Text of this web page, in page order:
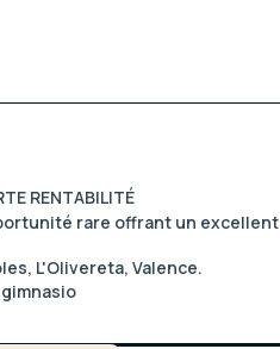
RENTABILITÉ
rare offrant un excellent
L'Olivereta, Valence.